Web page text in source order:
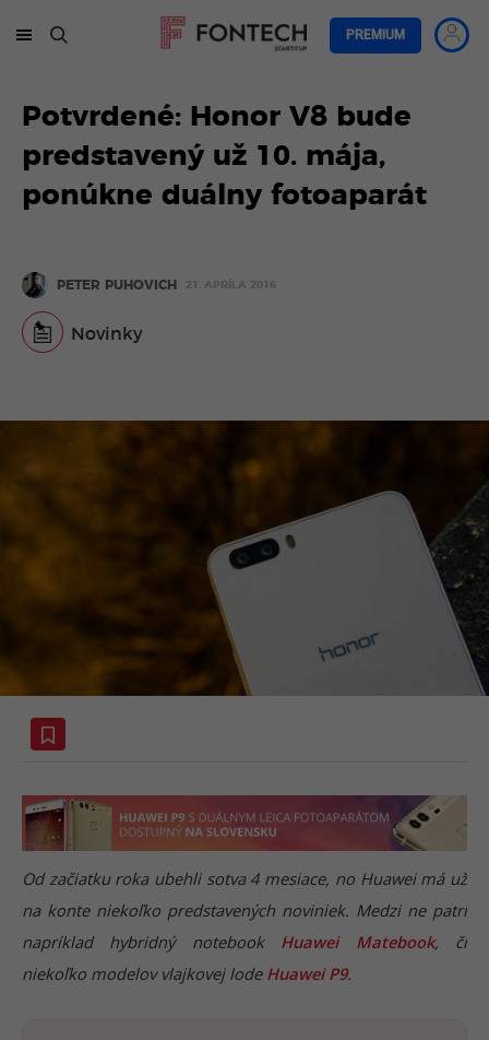
PREMIUM
Potvrdené: Honor V8 bude
predstavený už 10. mája,
ponúkne duálny fotoaparát
PETER PUHOVICH 21. APRÍLA 2016
Novinky
Od začiatku roka ubehli sotva 4 mesiace, no Huawei má už
na konte niekoľko predstavených noviniek. Medzi ne patrí
napríklad hybridný notebook Huawei Matebook, či
niekoľko modelov vlajkovej lode Huawei P9.